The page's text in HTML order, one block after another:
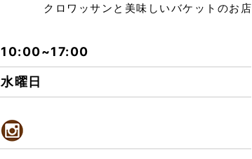
クロワッサンと美味しいバケットのお店
10:00~17:00
水曜日